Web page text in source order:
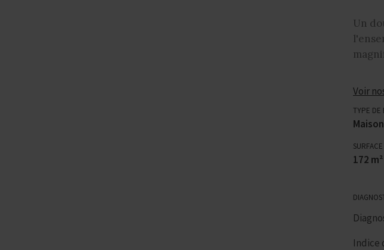
Un
Voir
TYPE DE
SURFACE
172 m²
Indice